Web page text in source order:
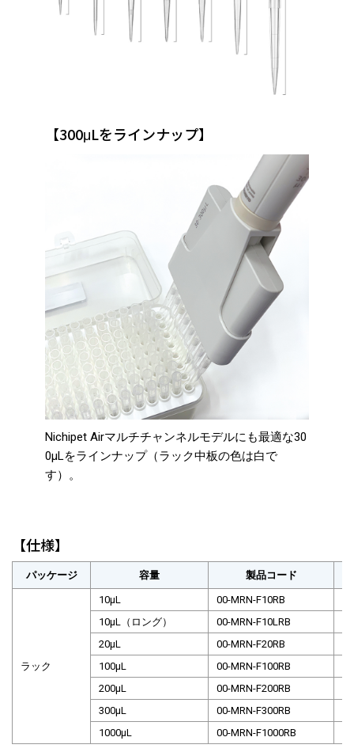
【300μLをラインナップ】
Nichipet Airマルチチャンネルモデルにも最適な30
0μLをラインナップ（ラック中板の色は白で
す）。
【仕様】
パッケージ 容量 製品コード
ラック
10µL
00-MRN-F10RB
10µL（ロング）
00-MRN-F10LRB
20µL
00-MRN-F20RB
100µL
00-MRN-F100RB
200µL
00-MRN-F200RB
300µL
00-MRN-F300RB
1000µL
00-MRN-F1000RB